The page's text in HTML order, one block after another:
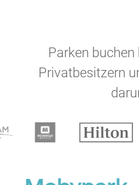
Parken
Privatbesitzern
P
P